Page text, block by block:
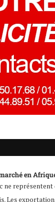
en
ne représentent
Les